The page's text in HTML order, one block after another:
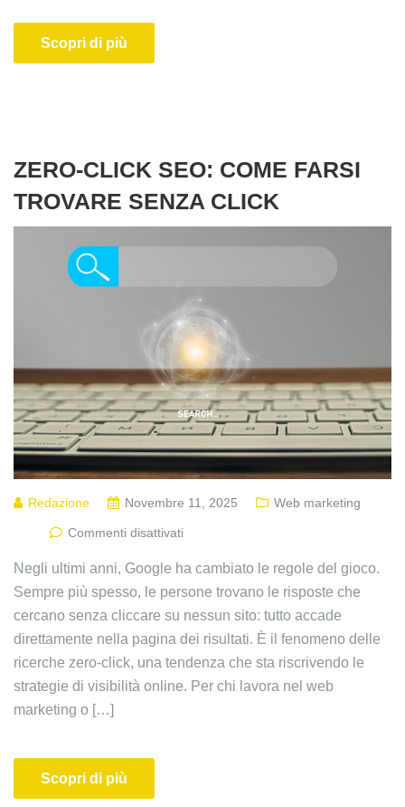
Scopri di più
ZERO-CLICK SEO: COME FARSI
TROVARE SENZA CLICK
Redazione Novembre 11, 2025 Web marketing
Commenti disattivati
Negli ultimi anni, Google ha cambiato le regole del gioco.
Sempre più spesso, le persone trovano le risposte che
cercano senza cliccare su nessun sito: tutto accade
direttamente nella pagina dei risultati. È il fenomeno delle
ricerche zero-click, una tendenza che sta riscrivendo le
strategie di visibilità online. Per chi lavora nel web
marketing o […]
Scopri di più